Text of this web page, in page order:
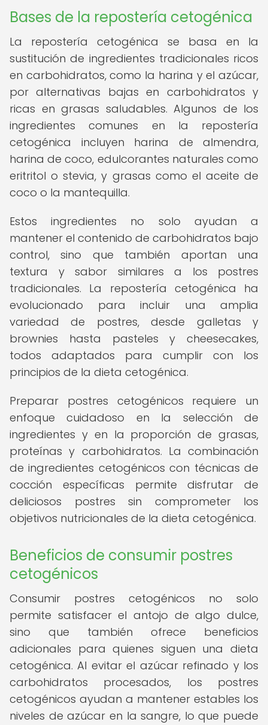
Bases de la repostería cetogénica
La repostería cetogénica se basa en la
sustitución de ingredientes tradicionales ricos
en carbohidratos, como la harina y el azúcar,
por alternativas bajas en carbohidratos y
ricas en grasas saludables. Algunos de los
ingredientes comunes en la repostería
cetogénica incluyen harina de almendra,
harina de coco, edulcorantes naturales como
eritritol o stevia, y grasas como el aceite de
coco o la mantequilla.
Estos ingredientes no solo ayudan a
mantener el contenido de carbohidratos bajo
control, sino que también aportan una
textura y sabor similares a los postres
tradicionales. La repostería cetogénica ha
evolucionado para incluir una amplia
variedad de postres, desde galletas y
brownies hasta pasteles y cheesecakes,
todos adaptados para cumplir con los
principios de la dieta cetogénica.
Preparar postres cetogénicos requiere un
enfoque cuidadoso en la selección de
ingredientes y en la proporción de grasas,
proteínas y carbohidratos. La combinación
de ingredientes cetogénicos con técnicas de
cocción específicas permite disfrutar de
deliciosos postres sin comprometer los
objetivos nutricionales de la dieta cetogénica.
Beneficios de consumir postres
cetogénicos
Consumir postres cetogénicos no solo
permite satisfacer el antojo de algo dulce,
sino que también ofrece beneficios
adicionales para quienes siguen una dieta
cetogénica. Al evitar el azúcar refinado y los
carbohidratos procesados, los postres
cetogénicos ayudan a mantener estables los
niveles de azúcar en la sangre, lo que puede